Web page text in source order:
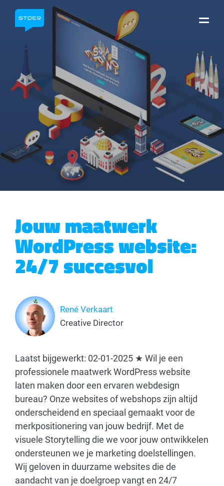
Jouw maatwerk
WordPress website:
24/7 succesvol
René Verkaart
Creative Director
Laatst bijgewerkt: 02-01-2025 ★ Wil je een
professionele maatwerk WordPress website
laten maken door een ervaren webdesign
bureau? Onze websites of webshops zijn altijd
onderscheidend en speciaal gemaakt voor de
merkpositionering van jouw bedrijf. Met de
visuele Storytelling die we voor jouw ontwikkelen
ondersteunen we je marketing doelstellingen.
Wij geloven in duurzame websites die de
aandacht van je doelgroep vangt en 24/7